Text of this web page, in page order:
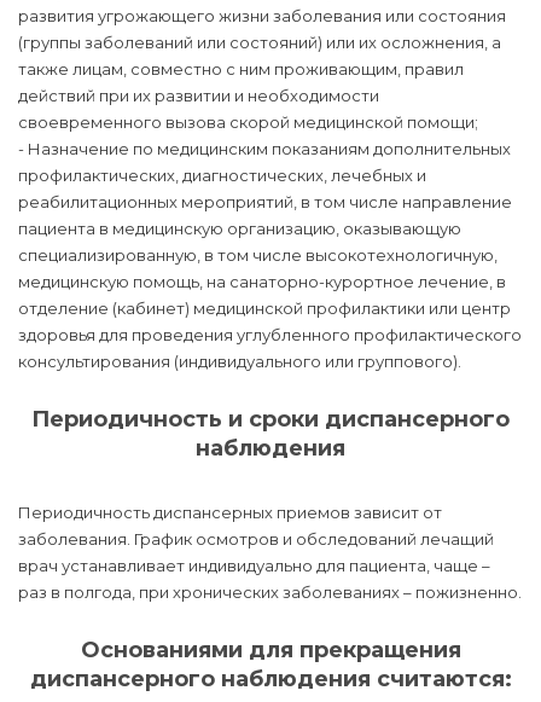
развития угрожающего жизни заболевания или состояния
(группы заболеваний или состояний) или их осложнения, а
также лицам, совместно с ним проживающим, правил
действий при их развитии и необходимости
своевременного вызова скорой медицинской помощи;
- Назначение по медицинским показаниям дополнительных
профилактических, диагностических, лечебных и
реабилитационных мероприятий, в том числе направление
пациента в медицинскую организацию, оказывающую
специализированную, в том числе высокотехнологичную,
медицинскую помощь, на санаторно-курортное лечение, в
отделение (кабинет) медицинской профилактики или центр
здоровья для проведения углубленного профилактического
консультирования (индивидуального или группового).
Периодичность и сроки диспансерного
наблюдения
Периодичность диспансерных приемов зависит от
заболевания. График осмотров и обследований лечащий
врач устанавливает индивидуально для пациента, чаще –
раз в полгода, при хронических заболеваниях – пожизненно.
Основаниями для прекращения
диспансерного наблюдения считаются: